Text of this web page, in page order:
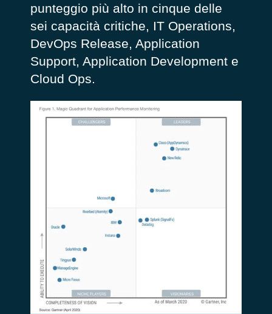
punteggio più alto in cinque delle
sei capacità critiche, IT Operations,
DevOps Release, Application
Support, Application Development e
Cloud Ops.